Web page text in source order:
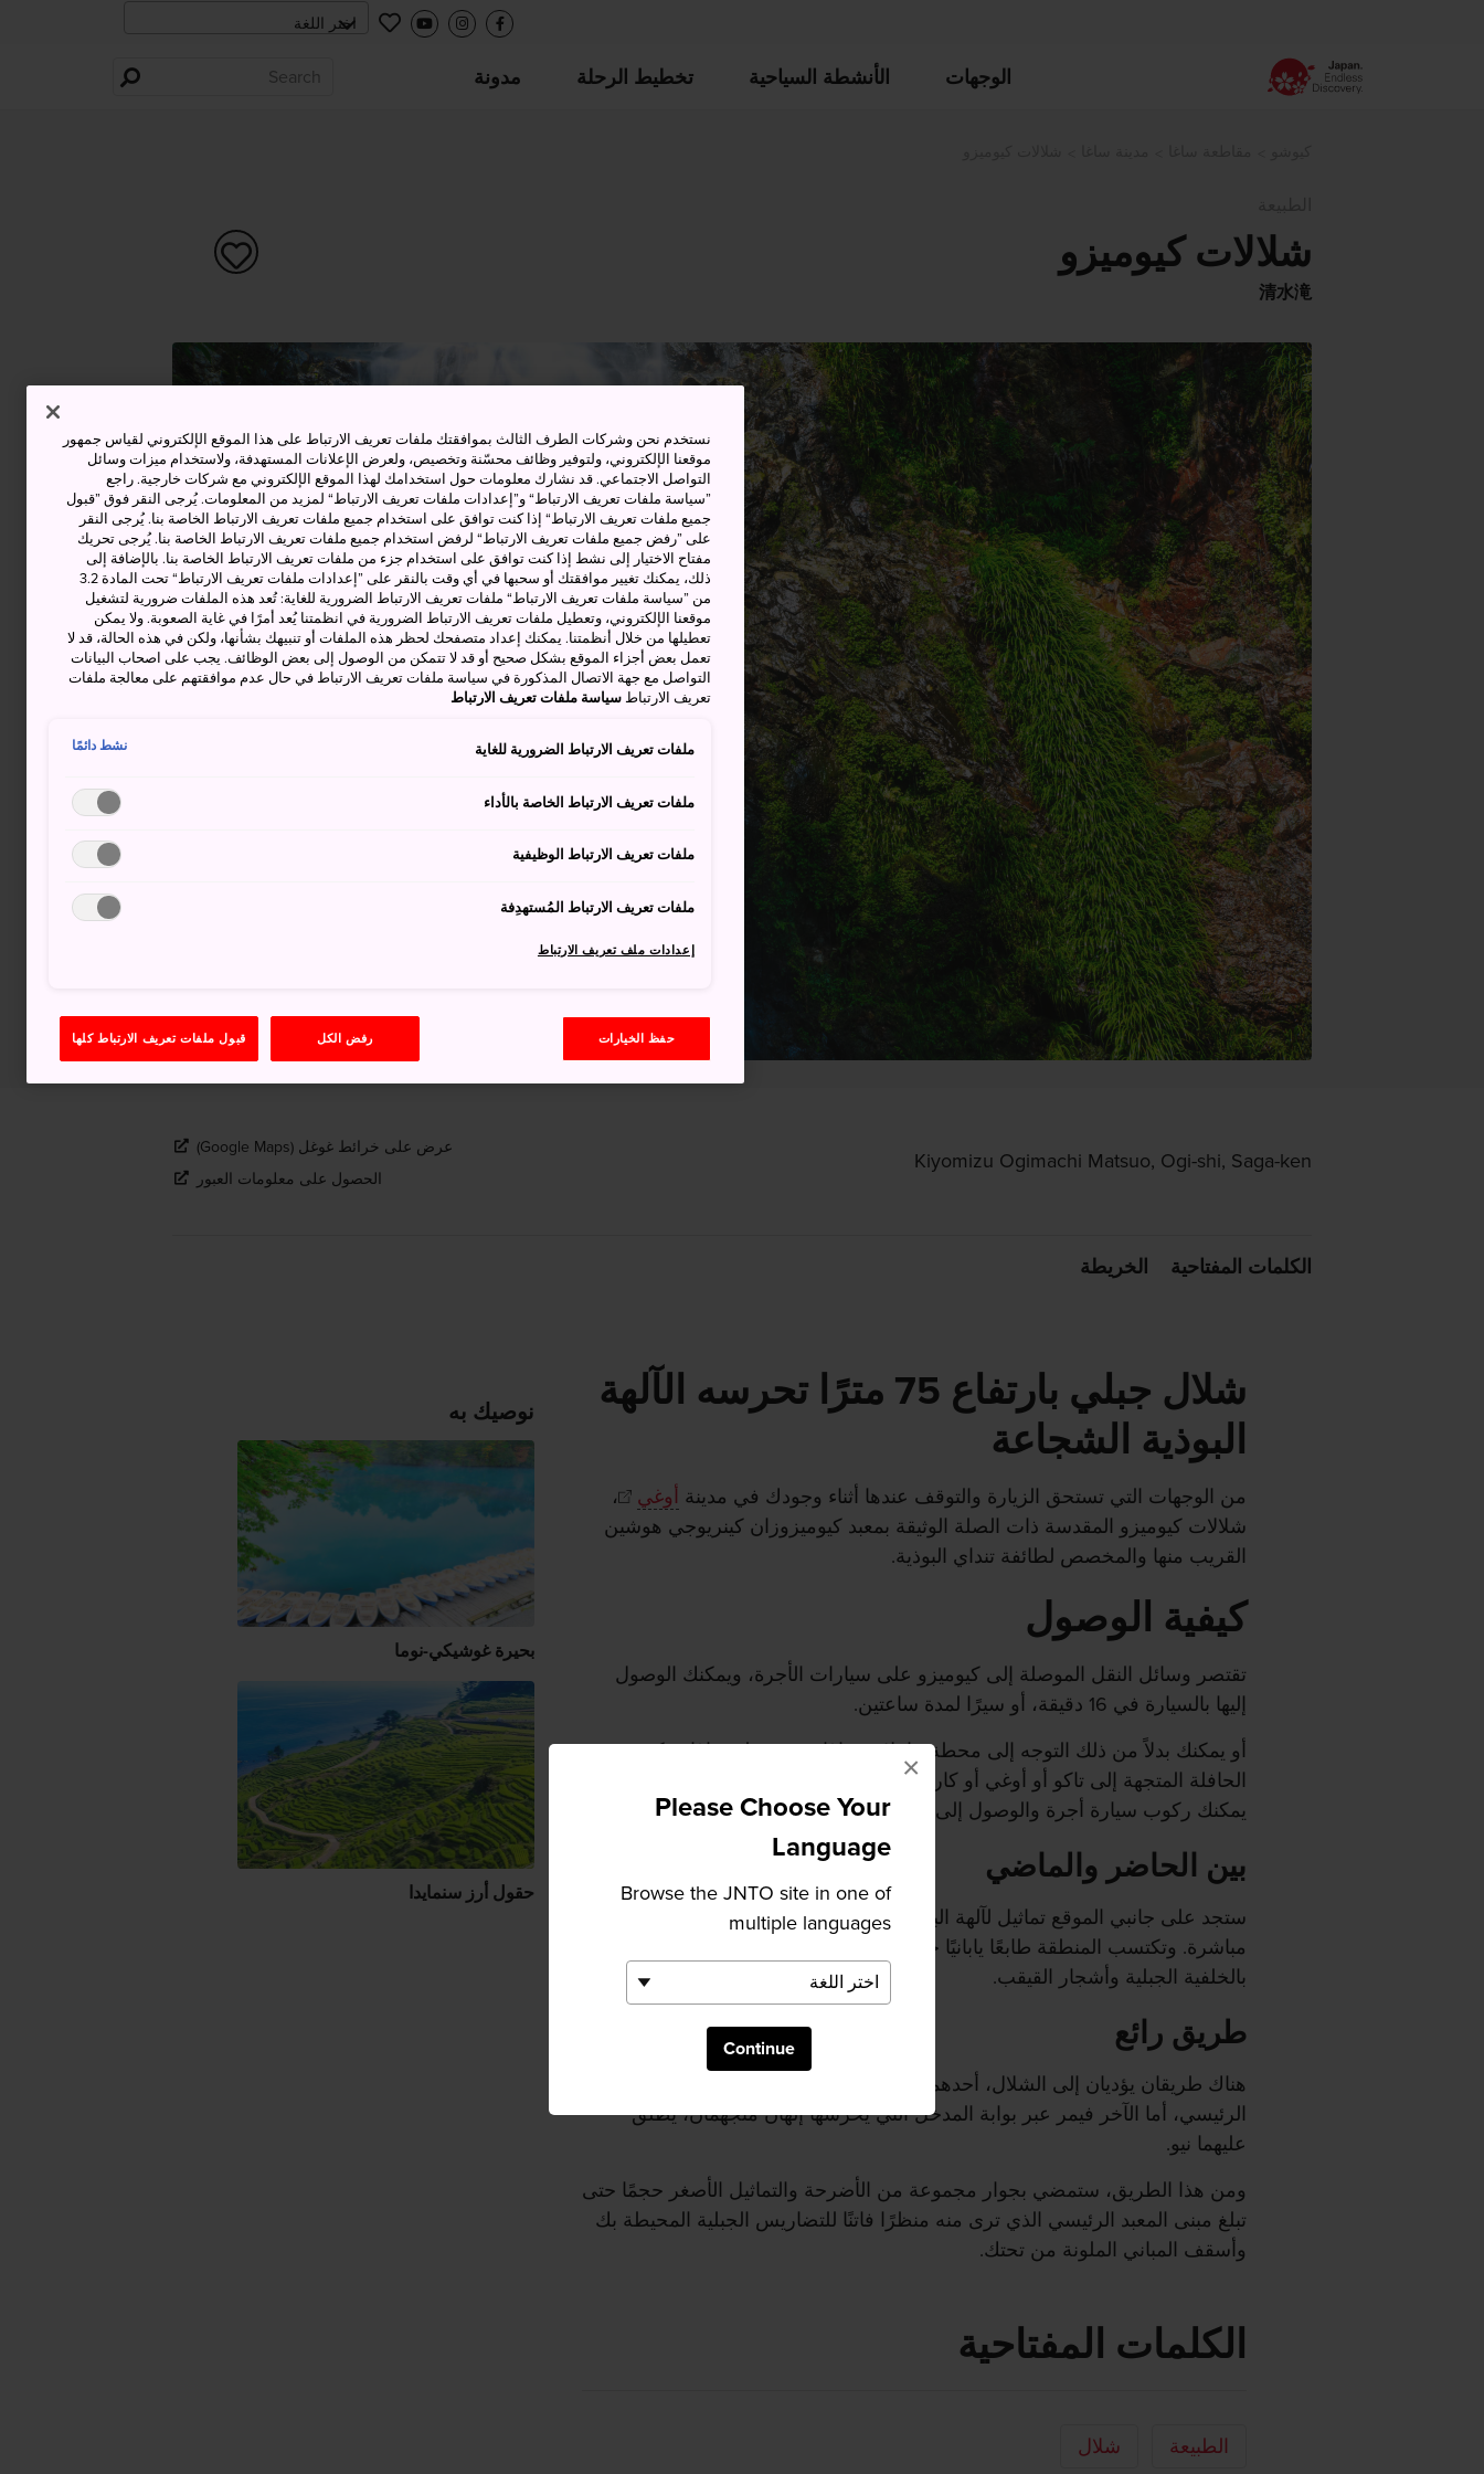
Please Choose Your
Language
Browse the JNTO site in one of
multiple languages
Continue
×
الوجهات الأنشطة السياحية تخطيط الرحلة مدونة
شلالات كيوميزو
清水滝
Kiyomizu Ogimachi Matsuo, Ogi-shi, Saga-ken
عرض على خرائط غوغل (Google Maps)
الحصول على معلومات العبور
الكلمات المفتاحية الخريطة
شلال جبلي بارتفاع 75 مترًا تحرسه الآلهة
البوذية الشجاعة
من الوجهات التي تستحق الزيارة والتوقف عندها أثناء وجودك في مدينة أوغي
،
شلالات كيوميزو المقدسة ذات الصلة الوثيقة بمعبد كيوميزوزان كينريوجي هوشين
القريب منها والمخصص لطائفة تنداي البوذية.
كيفية الوصول
تقتصر وسائل النقل الموصلة إلى كيوميزو على سيارات الأجرة، ويمكنك الوصول
إليها بالسيارة في 16 دقيقة، أو سيرًا لمدة ساعتين.
أو يمكنك بدلاً من ذلك التوجه إلى محطة حافلات ساغا في محطة ساغا وركوب
الحافلة المتجهة إلى تاكو أو أوغي أو كاراتسو، والنزول في محطة أوغي. ومن هناك
يمكنك ركوب سيارة أجرة والوصول إلى الشلال خلال 10 دقائق تقريبًا.
بين الحاضر والماضي
ستجد على جانبي الموقع تماثيل لآلهة البوذية المخيفة؛ منها ثلاثة كبار أمام الشلال
مباشرة. وتكتسب المنطقة طابعًا يابانيًا خالصًا قلّما تجد نظيره في أي مكان آخر
بالخلفية الجبلية وأشجار القيقب.
طريق رائع
هناك طريقان يؤديان إلى الشلال، أحدهما أقرب إلى الممر المباشر منه إلى الطريق
الرئيسي، أما الآخر فيمر عبر بوابة المدخل التي يحرسها إلهان متجهمان، يطلق
عليهما نيو.
ومن هذا الطريق، ستمضي بجوار مجموعة من الأضرحة والتماثيل الأصغر حجمًا حتى
تبلغ مبنى المعبد الرئيسي الذي ترى منه منظرًا فاتنًا للتضاريس الجبلية المحيطة بك
وأسقف المباني الملونة من تحتك.
الكلمات المفتاحية
الطبيعة شلال
نوصيك به
بحيرة غوشيكي-نوما
حقول أرز سنمايدا
نستخدم نحن وشركات الطرف الثالث بموافقتك ملفات تعريف الارتباط على هذا الموقع الإلكتروني لقياس جمهور
موقعنا الإلكتروني، ولتوفير وظائف محسّنة وتخصيص، ولعرض الإعلانات المستهدفة، ولاستخدام ميزات وسائل
التواصل الاجتماعي. قد نشارك معلومات حول استخدامك لهذا الموقع الإلكتروني مع شركات خارجية. راجع
”سياسة ملفات تعريف الارتباط“ و”إعدادات ملفات تعريف الارتباط“ لمزيد من المعلومات. يُرجى النقر فوق ”قبول
جميع ملفات تعريف الارتباط“ إذا كنت توافق على استخدام جميع ملفات تعريف الارتباط الخاصة بنا. يُرجى النقر
على ”رفض جميع ملفات تعريف الارتباط“ لرفض استخدام جميع ملفات تعريف الارتباط الخاصة بنا. يُرجى تحريك
مفتاح الاختيار إلى نشط إذا كنت توافق على استخدام جزء من ملفات تعريف الارتباط الخاصة بنا. بالإضافة إلى
ذلك، يمكنك تغيير موافقتك أو سحبها في أي وقت بالنقر على ”إعدادات ملفات تعريف الارتباط“ تحت المادة 3.2
من ”سياسة ملفات تعريف الارتباط“ ملفات تعريف الارتباط الضرورية للغاية: تُعد هذه الملفات ضرورية لتشغيل
موقعنا الإلكتروني، وتعطيل ملفات تعريف الارتباط الضرورية في انظمتنا يُعد أمرًا في غاية الصعوبة. ولا يمكن
تعطيلها من خلال أنظمتنا. يمكنك إعداد متصفحك لحظر هذه الملفات أو تنبيهك بشأنها، ولكن في هذه الحالة، قد لا
تعمل بعض أجزاء الموقع بشكل صحيح أو قد لا تتمكن من الوصول إلى بعض الوظائف. يجب على اصحاب البيانات
التواصل مع جهة الاتصال المذكورة في سياسة ملفات تعريف الارتباط في حال عدم موافقتهم على معالجة ملفات
تعريف الارتباط سياسة ملفات تعريف الارتباط
ملفات تعريف الارتباط الضرورية للغاية نشط دائمًا
ملفات تعريف الارتباط الخاصة بالأداء
ملفات تعريف الارتباط الوظيفية
ملفات تعريف الارتباط المُستهدِفة
إعدادات ملف تعريف الارتباط
حفظ الخيارات رفض الكل قبول ملفات تعريف الارتباط كلها